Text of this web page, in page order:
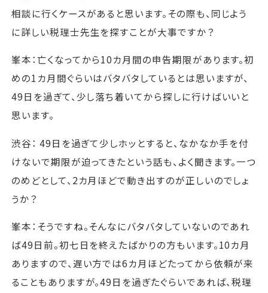
相談に行くケースがあると思います。その際も、同じよう
に詳しい税理士先生を探すことが大事ですか？
峯本：亡くなってから10カ月間の申告期限があります。初
めの1カ月間ぐらいはバタバタしているとは思いますが、
49日を過ぎて、少し落ち着いてから探しに行けばいいと
思います。
渋谷： 49日を過ぎて少しホッとすると、なかなか手を付
けないで期限が迫ってきたという話も、よく聞きます。一つ
のめどとして、2カ月ほどで動き出すのが正しいのでしょ
うか？
峯本：そうですね。そんなにバタバタしていないのであれ
ば49日前。初七日を終えたばかりの方もいます。10カ月
ありますので、遅い方では6カ月ほどたってから依頼が来
ることもありますが。49日を過ぎたぐらいであれば、税理